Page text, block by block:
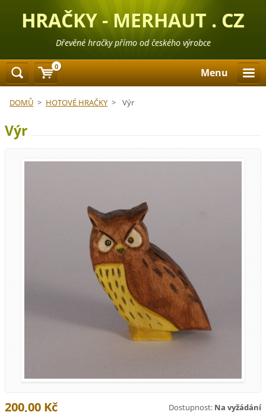
HRAČKY - MERHAUT . CZ
Dřevěné hračky přímo od českého výrobce
Menu
DOMŮ > HOTOVÉ HRAČKY > Výr
Výr
Dostupnost: Na vyžádání
200,00 Kč
0